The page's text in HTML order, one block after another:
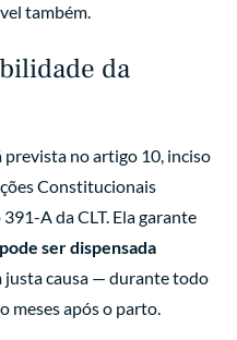
também.
da
no artigo 10, inciso
Constitucionais
A da CLT. Ela garante
ser dispensada
justa causa — durante todo
meses após o parto.